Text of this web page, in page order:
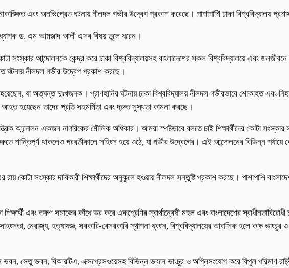
এবং অনভিপ্রেত ঘটনায় নীলদল গভীর উদ্বেগ প্রকাশ করেছে। পাশাপাশি ঢাকা বিশ্ববিদ্যালয়
ড. এম আমজাদ আলী এসব বিষয় তুলে ধরেন।
সংস্কার আন্দোলনকে কেন্দ্র করে ঢাকা বিশ্ববিদ্যালয়সহ বাংলাদেশের সকল বিশ্ববিদ্যালয়ে এবং
ঘটনায় নীলদল গভীর উদ্বেগ প্রকাশ করছে।
যা অত্যন্ত দুঃখজনক। প্রাণহানির ঘটনায় ঢাকা বিশ্ববিদ্যালয় নীলদল গভীরভাবে শোকাহত এবং
আহত হয়েছেন তাদের প্রতি সহমর্মিতা এবং দ্রুত সুস্থতা কামনা করছে।
আন্দোলন একজন নাগরিকের মৌলিক অধিকার। আমরা স্পষ্টভাবে বলতে চাই শিক্ষার্থীদের কোটা সংস্কার
থাকলেও পরবর্তীকালে সহিংস হয়ে ওঠে, যা গভীর উদ্বেগের। এই আন্দোলনের বিভিন্ন পর্যায়ে
রায় কোটা সংস্কার দাবিকারী শিক্ষার্থীদের অনুকূলে হওয়ায় নীলদল সন্তুষ্টি প্রকাশ করছে। পাশাপাশি
এবং তরুণ সমাজের কাঁধে ভর করে একশ্রেণির স্বার্থান্বেষী মহল এবং বাংলাদেশের স্বাধীনতাবিরোধী
নেরাজ্য, হত্যাযজ্ঞ, সরকারি-বেসরকারি স্থাপনা ধ্বংস, বিশ্ববিদ্যালয়ের আবাসিক হলে কক্ষ
ভবন, সেতু ভবন, বিআরটিএ, এক্সপ্রেসওয়েসহ বিভিন্ন ভবনে ভাংচুর ও অগ্নিসংযোগ করে বিপুল পরিমাণ